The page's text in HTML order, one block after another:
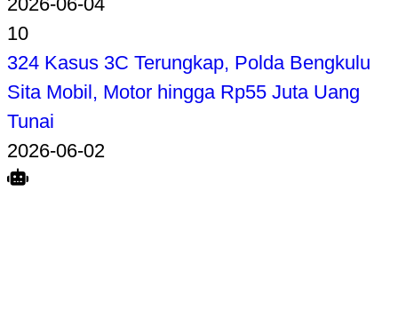
10
324 Kasus 3C Terungkap, Polda Bengkulu
Sita Mobil, Motor hingga Rp55 Juta Uang
Tunai
2026-06-02